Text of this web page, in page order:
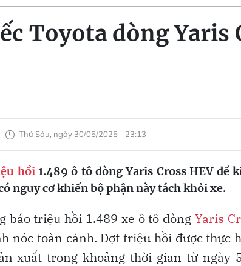
Toyota dòng Yaris
Thứ Sáu, ngày 30/05/2025 - 23:13
hồi1.489 ô tô dòng Yaris Cross HEV để
nguy cơ khiến bộ phận này tách khỏi xe.
báo triệu hồi 1.489 xe ô tô dòngYaris
nóc toàn cảnh. Đợt triệu hồi được thực
xuất trong khoảng thời gian từ ngày